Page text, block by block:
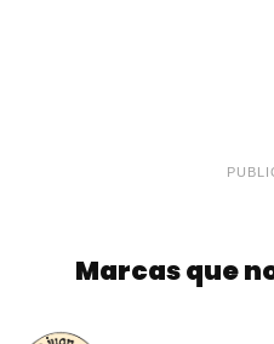
Marcas que